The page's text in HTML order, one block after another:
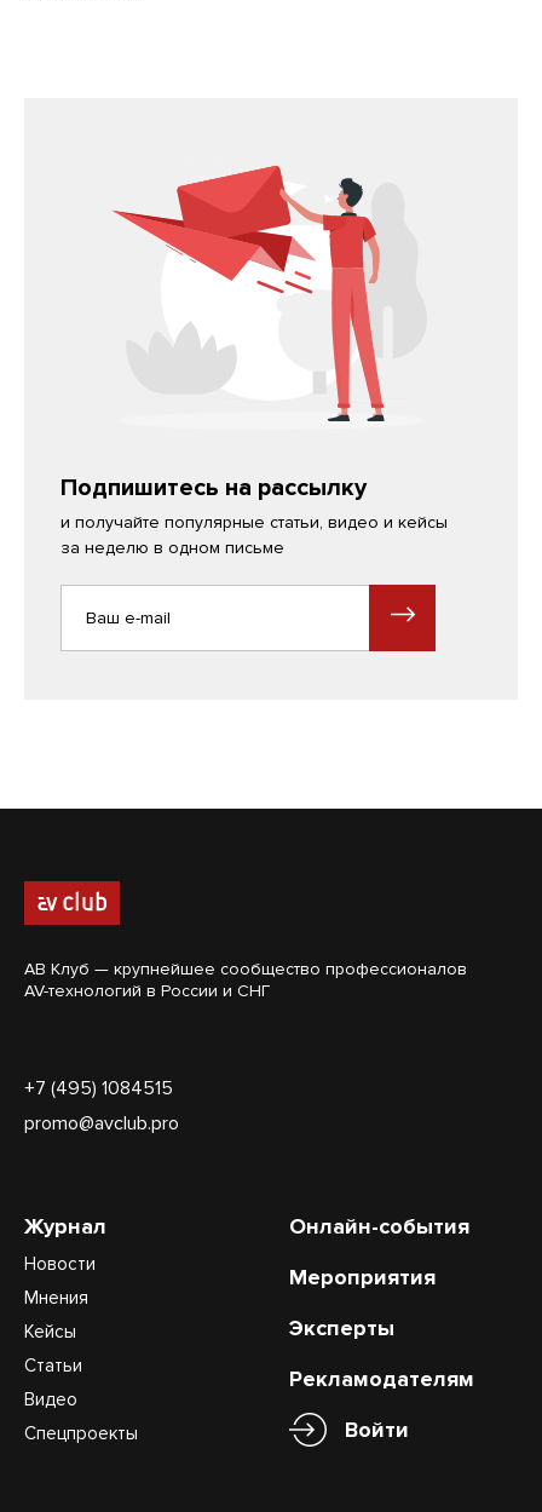
Подпишитесь на рассылку
и получайте популярные статьи, видео и кейсы
за неделю в одном письме
АВ Клуб — крупнейшее сообщество профессионалов
AV-технологий в России и СНГ
+7 (495) 1084515
promo@avclub.pro
Журнал
Новости
Мнения
Кейсы
Статьи
Видео
Спецпроекты
Онлайн-события
Мероприятия
Эксперты
Рекламодателям
Войти